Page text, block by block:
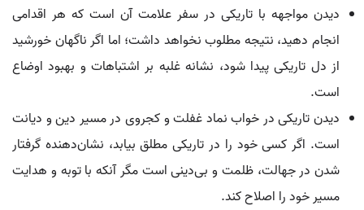
دیدن مواجهه با تاریکی در سفر علامت آن است که هر اقدامی
انجام دهید، نتیجه مطلوب نخواهد داشت؛ اما اگر ناگهان خورشید
از دل تاریکی پیدا شود، نشانه غلبه بر اشتباهات و بهبود اوضاع
است.
دیدن تاریکی در خواب نماد غفلت و کجروی در مسیر دین و دیانت
است. اگر کسی خود را در تاریکی مطلق بیابد، نشان‌دهنده گرفتار
شدن در جهالت، ظلمت و بی‌دینی است مگر آنکه با توبه و هدایت
مسیر خود را اصلاح کند.